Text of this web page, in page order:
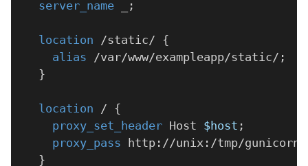
server_name ;
location /static/ {
alias /var/www/exampleapp/static/ ;
}
location / {
proxy_set_header Host $host ;
proxy_pass http://unix:/tmp/
}